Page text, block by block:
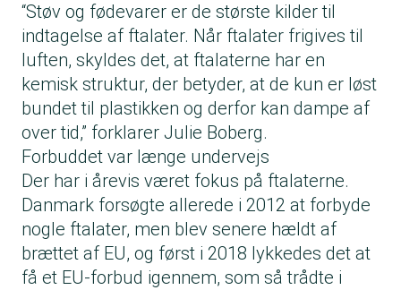
“Støv og fødevarer er de største kilder til
indtagelse af ftalater. Når ftalater frigives til
luften, skyldes det, at ftalaterne har en
kemisk struktur, der betyder, at de kun er løst
bundet til plastikken og derfor kan dampe af
over tid,” forklarer Julie Boberg.
Forbuddet var længe undervejs
Der har i årevis været fokus på ftalaterne.
Danmark forsøgte allerede i 2012 at forbyde
nogle ftalater, men blev senere hældt af
brættet af EU, og først i 2018 lykkedes det at
få et EU-forbud igennem, som så trådte i